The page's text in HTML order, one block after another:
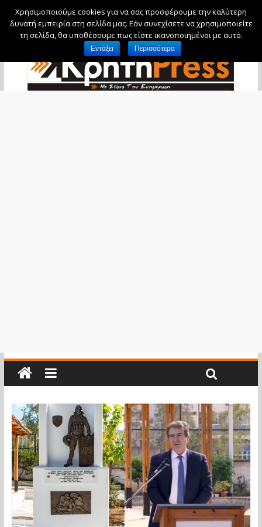
Παρασκευή, 7 Αυγούστου, 2026
Χρησιμοποιούμε cookies για να σας προσφέρουμε την καλύτερη
δυνατή εμπειρία στη σελίδα μας. Εάν συνεχίσετε να χρησιμοποιείτε
τη σελίδα, θα υποθέσουμε πως είστε ικανοποιημένοι με αυτό.
Εντάξει Περισσότερα